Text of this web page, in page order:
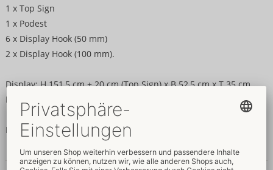
1 x Top Sign
1 x Podest
6 x Display Hook (50 mm)
2 x Display Hook (100 mm).
Display: H 151,5 cm + 20 cm (Top Sign) x B 52,5 cm x T 35 cm.
Karton: H 158,5 cm x B 93,5 cm x T 7,2 cm.
Lieferung ohne Produkte/Tester.
Daten & Eigenschaften